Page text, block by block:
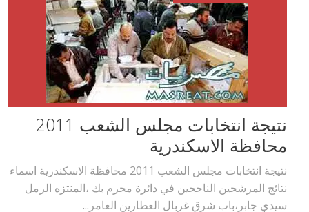
نتيجة انتخابات مجلس الشعب 2011
محافظة الاسكندرية
نتيجة انتخابات مجلس الشعب 2011 محافظة الاسكندرية اسماء
نتائج المرشحين الناجحين في دائرة محرم بك ،المنتزه الرمل
سيدي جابر،باب شرق غربال العطارين العامر...